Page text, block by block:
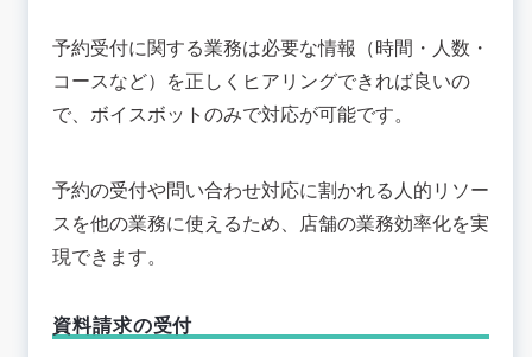
予約受付に関する業務は必要な情報（時間・人数・
コースなど）を正しくヒアリングできれば良いの
で、ボイスボットのみで対応が可能です。
予約の受付や問い合わせ対応に割かれる人的リソー
スを他の業務に使えるため、店舗の業務効率化を実
現できます。
資料請求の受付